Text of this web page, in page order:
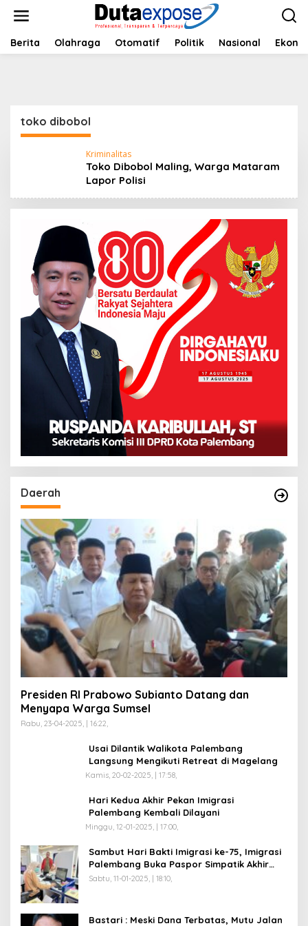
t
Berita Olahraga Otomatif Politik Nasional
toko dibobol
Kriminalitas
Toko Dibobol Maling, Warga Mataram
Lapor Polisi
Daerah
Presiden RI Prabowo Subianto Datang dan
Menyapa Warga Sumsel
Rabu, 23-04-2025, | 16:22,
Usai Dilantik Walikota Palembang
Langsung Mengikuti Retreat di Magelang
Kamis, 20-02-2025, | 17:58,
Hari Kedua Akhir Pekan Imigrasi
Palembang Kembali Dilayani
Minggu, 12-01-2025, | 17:00,
Sambut Hari Bakti Imigrasi ke-75, Imigrasi
Palembang Buka Paspor Simpatik Akhir
Pekan
Sabtu, 11-01-2025, | 18:10,
Bastari : Meski Dana Terbatas, Mutu Jalan